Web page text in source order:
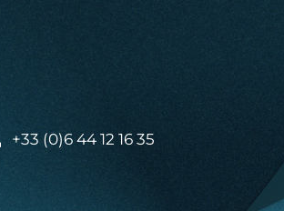
+33 (0)6 44 12 16 35